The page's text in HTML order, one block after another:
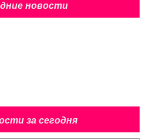
новости
за сегодня